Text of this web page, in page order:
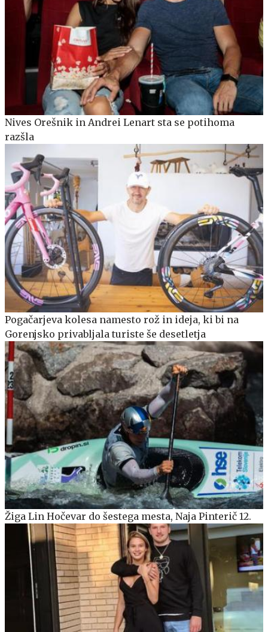
Nives Orešnik in Andrei Lenart sta se potihoma
razšla
Pogačarjeva kolesa namesto rož in ideja, ki bi na
Gorenjsko privabljala turiste še desetletja
Žiga Lin Hočevar do šestega mesta, Naja Pinterič 12.